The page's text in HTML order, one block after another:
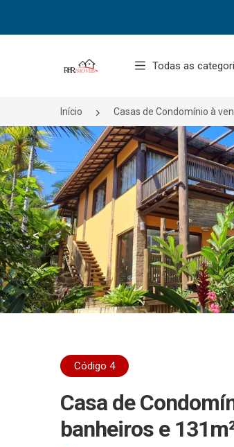
Página inicial
Todas as
Início Casas de Condomínio à
<
Código 4
Casa de
banheiros e